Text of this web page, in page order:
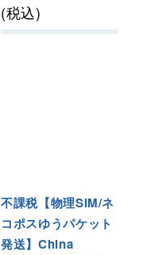
(税込)
不課税【物理SIM/ネ
コポスゆうパケット
発送】China